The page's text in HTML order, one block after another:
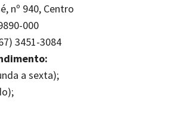
nº 940, Centro
000
3451-3084
a sexta);